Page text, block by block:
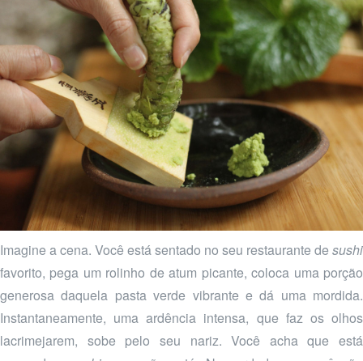
Imagine a cena. Você está sentado no seu restaurante de sushi
favorito, pega um rolinho de atum picante, coloca uma porção
generosa daquela pasta verde vibrante e dá uma mordida.
Instantaneamente, uma ardência intensa, que faz os olhos
lacrimejarem, sobe pelo seu nariz. Você acha que está